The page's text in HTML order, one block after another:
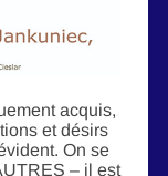
acquis,
et désirs
On se
– il est